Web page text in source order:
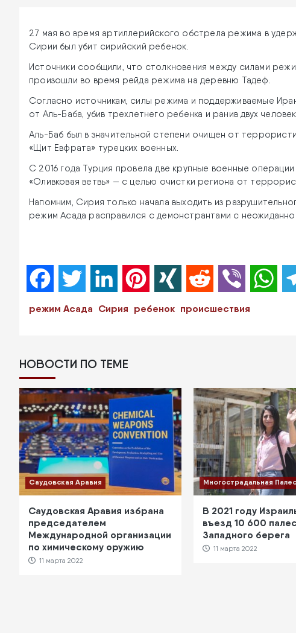
27 мая во время артиллерийского обстрела режима в
Сирии был убит сирийский ребенок.
Источники сообщили, что столкновения между силами
произошли во время рейда режима на деревню Тадеф.
Согласно источникам, силы режима и поддерживаемые
от Аль-Баба, убив трехлетнего ребенка и ранив двух
Аль-Баб был в значительной степени очищен от
«Щит Евфрата» турецких военных.
С 2016 года Турция провела две крупные военные
«Оливковая ветвь» — с целью очистки региона от
Напомним, Сирия только начала выходить из
режим Асада расправился с демонстрантами с
FacebookTwitter LinkedIn Pinterest XING Reddit Viber
режим Асада Сирия ребенок происшествия
НОВОСТИ ПО ТЕМЕ
Саудовская Аравия
Саудовская Аравия избрана
председателем
Международной организации
по химическому оружию
11 марта 2022
Многострадальная
В 2021 году
въезд 10 600
Западного берега
11 марта 2022